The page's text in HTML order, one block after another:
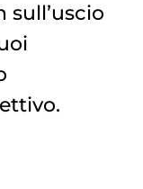
sull’uscio